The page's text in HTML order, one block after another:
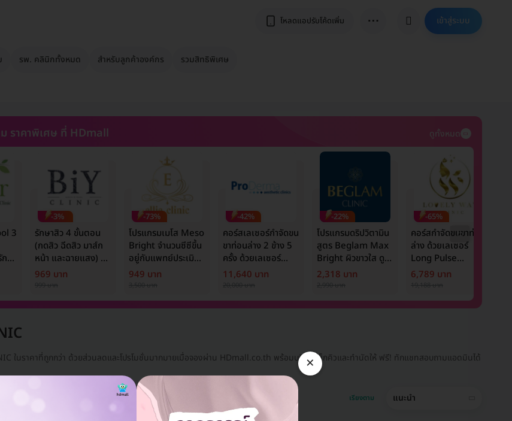
โหลดแอปรับโค้ดเพิ่ม ⋯ เข้าสู่ระบบ
รพ. คลินิกทั้งหมด สำหรับลูกค้าองค์กร รวมสิทธิพิเศษ
ม ราคาพิเศษ ที่ HDmall ดูทั้งหมด
3
แร้
/
-3%
รักษาสิว 4 ขั้นตอน
(กดสิว ฉีดสิว มาส์ก
หน้า และฉายแสง) 1
ครั้ง
969 บาท
-73%
โปรแกรมเมโส Meso
Bright จำนวนซีซีขึ้น
อยู่กับแพทย์ประเมิน
เพื่อปรับผิวกระจ่างใส
949 บาท
-42%
คอร์สเลเซอร์กำจัดขน
ขาท่อนล่าง 2 ข้าง 5
ครั้ง ด้วยเลเซอร์
Mediostar Next
11,640 บาท
-22%
โปรแกรมดริปวิตามิน
สูตร Beglam Max
Bright ผิวขาวใส ดูมี
ออร่า
2,318 บาท
-65%
คอร์สกำจัดขนขาท่อน
ล่าง ด้วยเลเซอร์
Long Pulse
Nd:YAG 12 ครั้ง
6,789 บาท
ในราคาที่ถูกกว่า ด้วยส่วนลดและโปรโมชั่นมากมายเมื่อจองผ่าน HDmall.co.th พร้อมบริการเช็กคิวและทำนัดให้ ฟรี! ทักแชทสอบถามแอดมินได้
เรียงตาม แนะนำ
×